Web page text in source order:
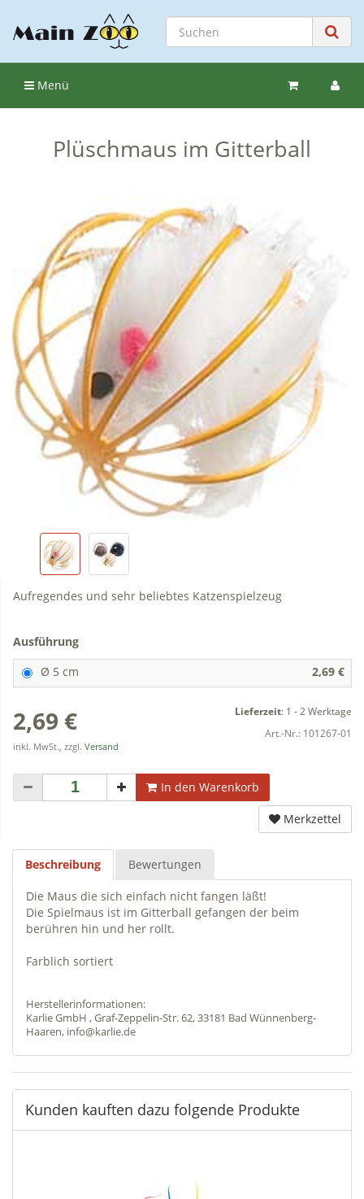
Menü
Plüschmaus im Gitterball
Aufregendes und sehr beliebtes Katzenspielzeug
Ausführung
Ø 5 cm
2,69 €
2,69 €
inkl. MwSt., zzgl. Versand
Lieferzeit: 1 - 2 Werktage
Art.-Nr.: 101267-01
In den Warenkorb
Merkzettel
Beschreibung Bewertungen
Die Maus die sich einfach nicht fangen läßt!
Die Spielmaus ist im Gitterball gefangen der beim
berühren hin und her rollt.
Farblich sortiert
Herstellerinformationen:
Karlie GmbH , Graf-Zeppelin-Str. 62, 33181 Bad Wünnenberg-
Haaren, info@karlie.de
Kunden kauften dazu folgende Produkte